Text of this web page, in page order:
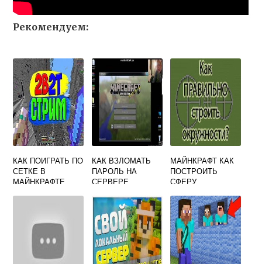
Рекомендуем:
КАК ПОИГРАТЬ ПО
СЕТКЕ В
МАЙНКРАФТЕ
КАК ВЗЛОМАТЬ
ПАРОЛЬ НА
СЕРВЕРЕ
МАЙНКРАФТ КАК
ПОСТРОИТЬ
СФЕРУ